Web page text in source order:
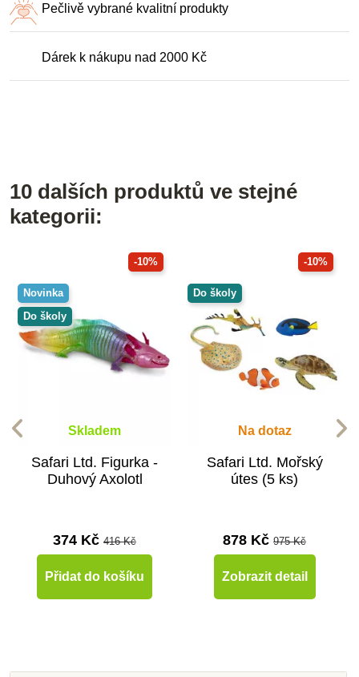
Pečlivě vybrané kvalitní produkty
Dárek k nákupu nad 2000 Kč
10 dalších produktů ve stejné
kategorii:
-10%
Novinka
Do školy
Skladem
Safari Ltd. Figurka -
Duhový Axolotl
374 Kč 416 Kč
Přidat do košíku
-10%
Do školy
Na dotaz
Safari Ltd. Mořský
útes (5 ks)
878 Kč 975 Kč
Zobrazit detail
Do školy Do školy
Do školy Novinka
Do školy Do školy
Do školy Do školy